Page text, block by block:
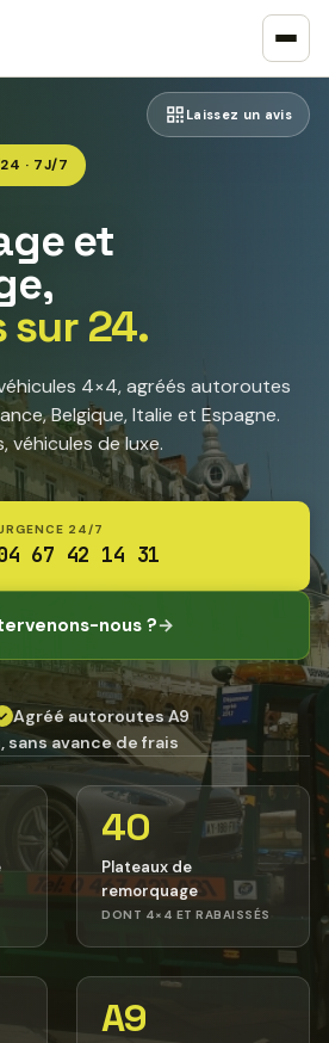
Laissez un avis
· 7J/7
et
sur 24.
4×4, agréés autoroutes
Belgique, Italie et Espagne.
véhicules de luxe.
24/7
67 42 14 31
nous ?→
Agréé autoroutes A9
avance de frais
40
Plateaux de
remorquage
DONT 4×4 ET RABAISSÉS
A9